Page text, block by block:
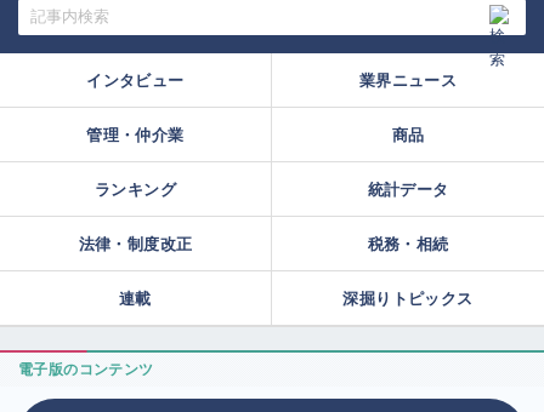
インタビュー 業界ニュース
管理・仲介業 商品
ランキング 統計データ
法律・制度改正 税務・相続
連載 深掘りトピックス
電子版のコンテンツ